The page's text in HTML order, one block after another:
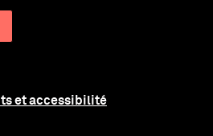
et accessibilité